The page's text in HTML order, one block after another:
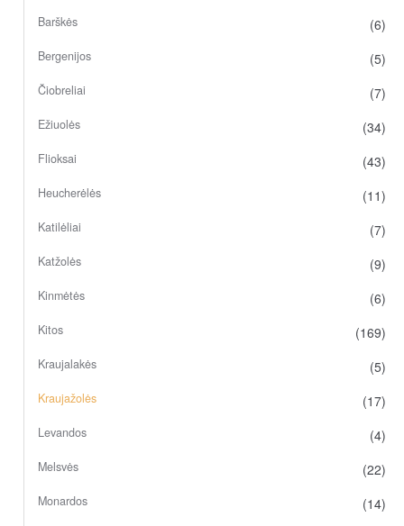
Barškės (6)
Bergenijos (5)
Čiobreliai (7)
Ežiuolės (34)
Flioksai (43)
Heucherėlės (11)
Katilėliai (7)
Katžolės (9)
Kinmėtės (6)
Kitos (169)
Kraujalakės (5)
Kraujažolės (17)
Levandos (4)
Melsvės (22)
Monardos (14)